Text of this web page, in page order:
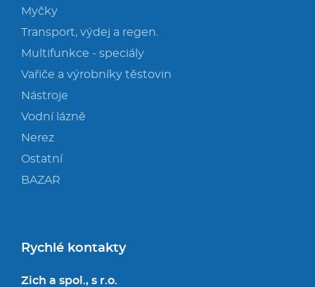
Myčky
Transport, výdej a regen.
Multifunkce - speciály
Vařiče a výrobníky těstovin
Nástroje
Vodní lázně
Nerez
Ostatní
BAZAR
Rychlé kontakty
Zich a spol., s r.o.